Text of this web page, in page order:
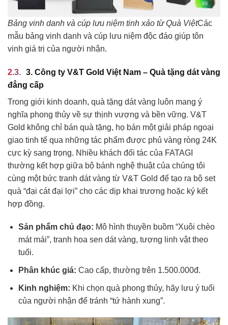
Bảng vinh danh và cúp lưu niệm tinh xảo từ Quà ViệtCác
mẫu bảng vinh danh và cúp lưu niệm độc đáo giúp tôn
vinh giá trị của người nhận.
3. Công ty V&T Gold Việt Nam – Quà tặng dát vàng
đẳng cấp
Trong giới kinh doanh, quà tặng dát vàng luôn mang ý
nghĩa phong thủy về sự thịnh vượng và bền vững. V&T
Gold không chỉ bán quà tặng, họ bán một giải pháp ngoại
giao tinh tế qua những tác phẩm được phủ vàng ròng 24K
cực kỳ sang trọng. Nhiều khách đối tác của FATAGI
thường kết hợp giữa bộ bánh nghệ thuật của chúng tôi
cùng một bức tranh dát vàng từ V&T Gold để tạo ra bộ set
quà “đại cát đại lợi” cho các dịp khai trương hoặc ký kết
hợp đồng.
Sản phẩm chủ đạo: Mô hình thuyền buồm “Xuôi chèo
mát mái”, tranh hoa sen dát vàng, tượng linh vật theo
tuổi.
Phân khúc giá: Cao cấp, thường trên 1.500.000đ.
Kinh nghiệm: Khi chọn quà phong thủy, hãy lưu ý tuổi
của người nhận để tránh “tứ hành xung”.